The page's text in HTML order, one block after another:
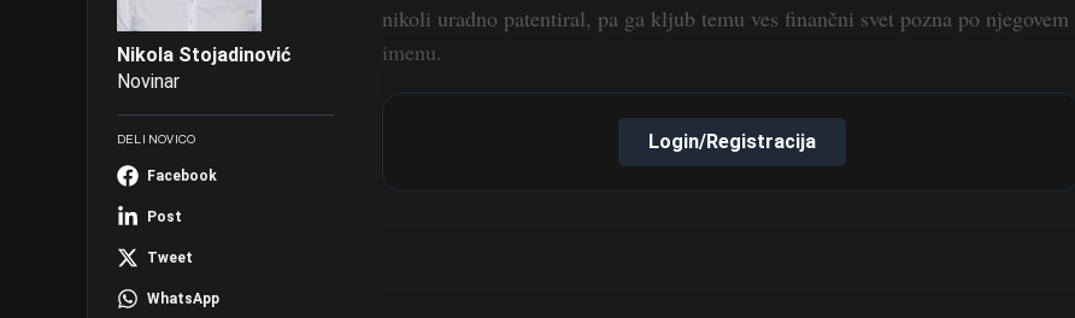
Nikola Stojadinović
Novinar
DELI NOVICO
Facebook
Post
Tweet
WhatsApp
nikoli uradno patentiral, pa ga kljub temu ves finančni svet pozna po njegovem
imenu.
Login/Registracija